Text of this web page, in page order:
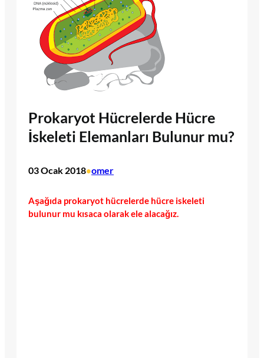
Prokaryot Hücrelerde Hücre
İskeleti Elemanları Bulunur mu?
03 Ocak 2018•omer
Aşağıda prokaryot hücrelerde hücre iskeleti
bulunur mu kısaca olarak ele alacağız.